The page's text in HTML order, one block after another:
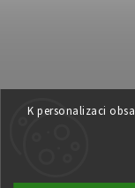
K personalizaci